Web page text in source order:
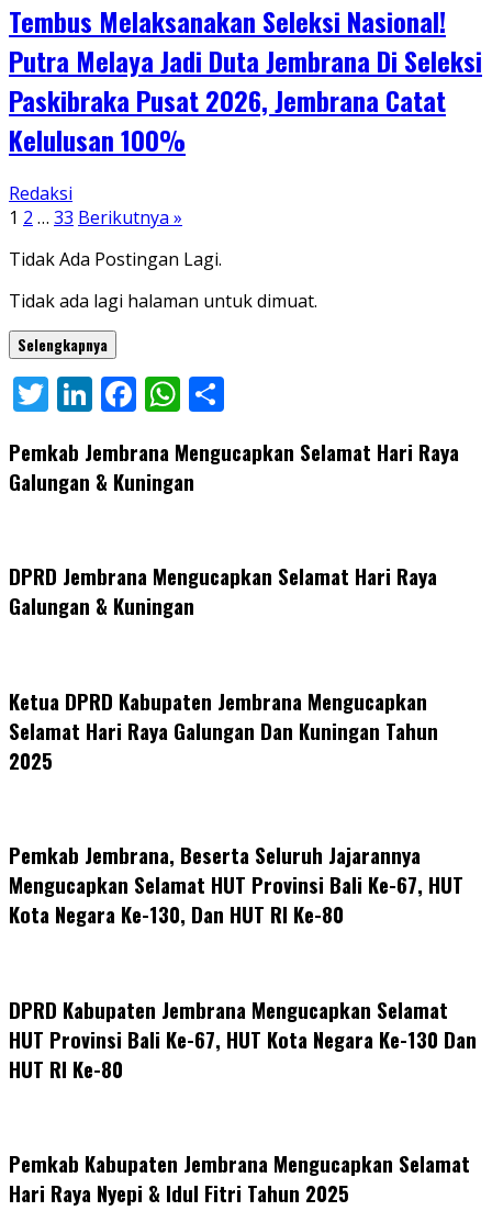
Tembus Melaksanakan Seleksi Nasional!
Putra Melaya Jadi Duta Jembrana Di Seleksi
Paskibraka Pusat 2026, Jembrana Catat
Kelulusan 100%
Redaksi
Paginasi
pos
1 2 … 33 Berikutnya »
Tidak Ada Postingan Lagi.
Tidak ada lagi halaman untuk dimuat.
Selengkapnya
Twitter
LinkedIn
Facebook
WhatsApp
Pemkab Jembrana Mengucapkan Selamat Hari Raya
Galungan & Kuningan
DPRD Jembrana Mengucapkan Selamat Hari Raya
Galungan & Kuningan
Ketua DPRD Kabupaten Jembrana Mengucapkan
Selamat Hari Raya Galungan Dan Kuningan Tahun
2025
Pemkab Jembrana, Beserta Seluruh Jajarannya
Mengucapkan Selamat HUT Provinsi Bali Ke-67, HUT
Kota Negara Ke-130, Dan HUT RI Ke-80
DPRD Kabupaten Jembrana Mengucapkan Selamat
HUT Provinsi Bali Ke-67, HUT Kota Negara Ke-130 Dan
HUT RI Ke-80
Pemkab Kabupaten Jembrana Mengucapkan Selamat
Hari Raya Nyepi & Idul Fitri Tahun 2025